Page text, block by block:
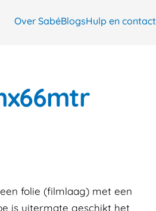
Over SabéBlogsHulp en contact
folie (filmlaag) met een
is uitermate geschikt het